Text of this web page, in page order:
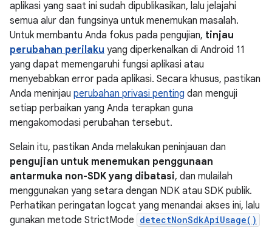
aplikasi yang saat ini sudah dipublikasikan, lalu jelajahi
semua alur dan fungsinya untuk menemukan masalah.
Untuk membantu Anda fokus pada pengujian, tinjau
perubahan perilaku yang diperkenalkan di Android 11
yang dapat memengaruhi fungsi aplikasi atau
menyebabkan error pada aplikasi. Secara khusus, pastikan
Anda meninjau perubahan privasi penting dan menguji
setiap perbaikan yang Anda terapkan guna
mengakomodasi perubahan tersebut.
Selain itu, pastikan Anda melakukan peninjauan dan
pengujian untuk menemukan penggunaan
antarmuka non-SDK yang dibatasi, dan mulailah
menggunakan yang setara dengan NDK atau SDK publik.
Perhatikan peringatan logcat yang menandai akses ini, lalu
gunakan metode StrictMode detectNonSdkApiUsage()